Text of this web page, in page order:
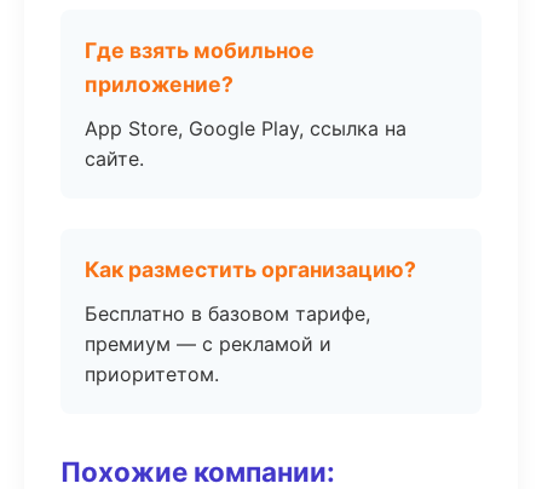
Где взять мобильное
приложение?
App Store, Google Play, ссылка на
сайте.
Как разместить организацию?
Бесплатно в базовом тарифе,
премиум — с рекламой и
приоритетом.
Похожие компании: